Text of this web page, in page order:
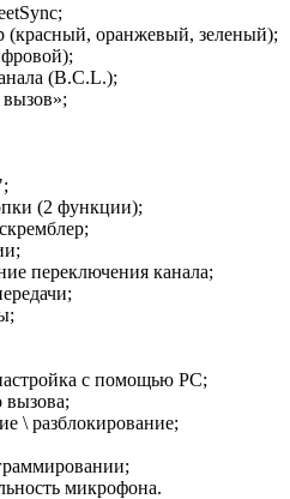
(красный, оранжевый, зеленый);
(B.C.L.);
(2 функции);
переключения канала;
с помощью PC;
вызова;
\ разблокирование;
микрофона.